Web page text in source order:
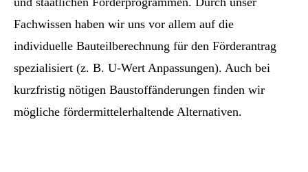
Fachwissen haben wir uns vor allem auf die
individuelle Bauteilberechnung für den Förderantrag
spezialisiert (z. B. U-Wert Anpassungen). Auch bei
kurzfristig nötigen Baustoffänderungen finden wir
mögliche fördermittelerhaltende Alternativen.